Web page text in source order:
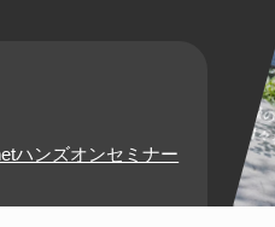
ハンズオンセミナー